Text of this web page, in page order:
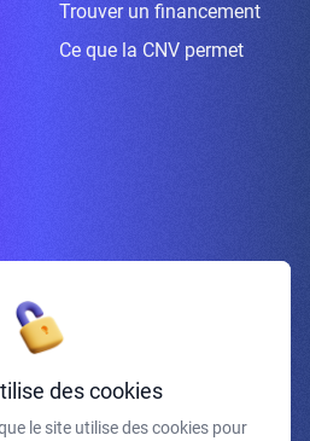
Trouver un financement
Ce que la CNV permet
à la newsletter
des cookies
le site utilise des cookies pour